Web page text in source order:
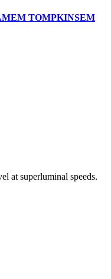
TOMPKINSEM
at superluminal speeds.